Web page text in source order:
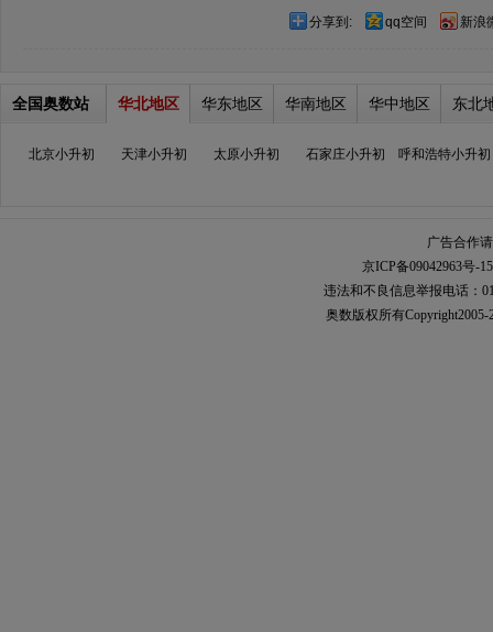
分享到: qq空间 新浪
全国奥数站 华北地区 华东地区 华南地区 华中地区 东北
北京小升初 天津小升初 太原小升初 石家庄小升初 呼和浩特小升初
广告合作
京ICP备09042963号-15
违法和不良信息举报电话：
奥数 版权所有Copyright2005-